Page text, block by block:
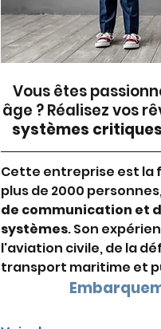
Vous êtes
âge ? Réalisez vos
systèmes
Cette entreprise est la
plus de 2000
de communication et
systèmes. Son
l'aviation civile, de la
transport maritime et